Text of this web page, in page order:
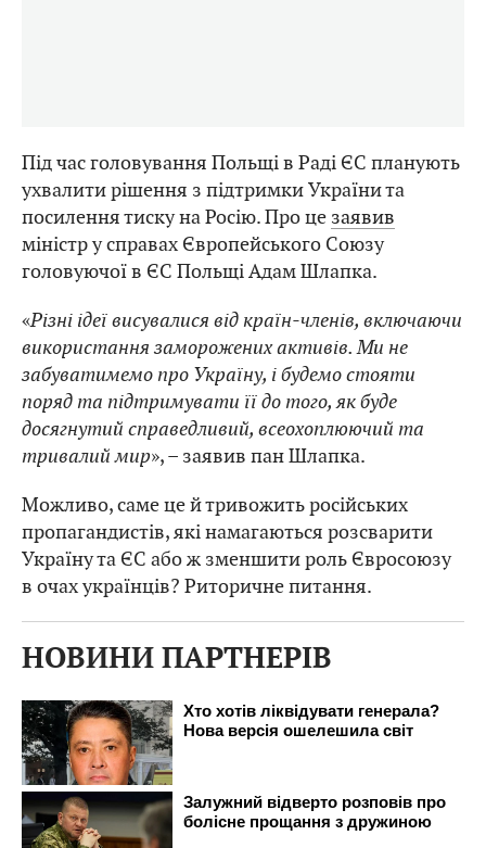
Під час головування Польщі в Раді ЄС планують
ухвалити рішення з підтримки України та
посилення тиску на Росію. Про це заявив
міністр у справах Європейського Союзу
головуючої в ЄС Польщі Адам Шлапка.
«Різні ідеї висувалися від країн-членів, включаючи
використання заморожених активів. Ми не
забуватимемо про Україну, і будемо стояти
поряд та підтримувати її до того, як буде
досягнутий справедливий, всеохоплюючий та
тривалий мир», – заявив пан Шлапка.
Можливо, саме це й тривожить російських
пропагандистів, які намагаються розсварити
Україну та ЄС або ж зменшити роль Євросоюзу
в очах українців? Риторичне питання.
НОВИНИ ПАРТНЕРІВ